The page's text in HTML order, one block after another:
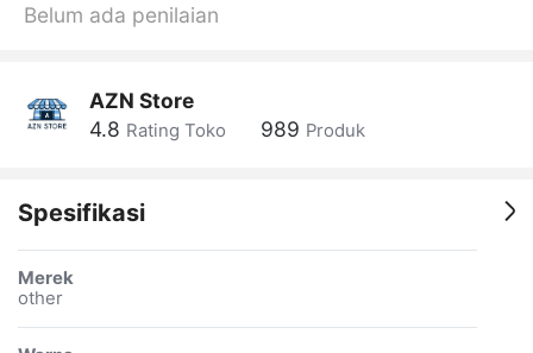
Belum ada penilaian
AZN Store
4.8 Rating Toko 989 Produk
Spesifikasi
Merek
other